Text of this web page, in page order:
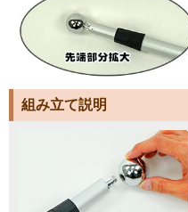
組み立て説明